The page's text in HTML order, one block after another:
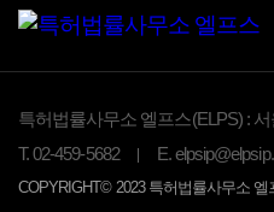
특허법률사무소 엘프스(ELPS) :
T.02-459-5682 E.
COPYRIGHT© 2023 특허법률사무소 엘